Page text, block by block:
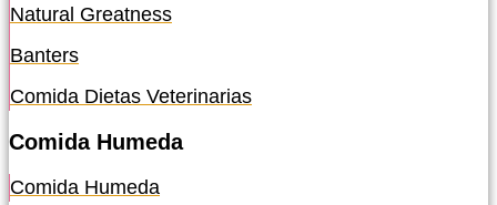
Natural Greatness
Banters
Comida Dietas Veterinarias
Comida Humeda
Comida Humeda